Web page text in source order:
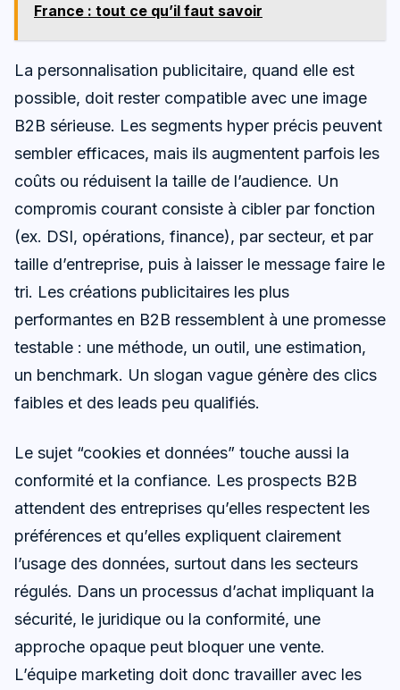
France : tout ce qu’il faut savoir
La personnalisation publicitaire, quand elle est
possible, doit rester compatible avec une image
B2B sérieuse. Les segments hyper précis peuvent
sembler efficaces, mais ils augmentent parfois les
coûts ou réduisent la taille de l’audience. Un
compromis courant consiste à cibler par fonction
(ex. DSI, opérations, finance), par secteur, et par
taille d’entreprise, puis à laisser le message faire le
tri. Les créations publicitaires les plus
performantes en B2B ressemblent à une promesse
testable : une méthode, un outil, une estimation,
un benchmark. Un slogan vague génère des clics
faibles et des leads peu qualifiés.
Le sujet “cookies et données” touche aussi la
conformité et la confiance. Les prospects B2B
attendent des entreprises qu’elles respectent les
préférences et qu’elles expliquent clairement
l’usage des données, surtout dans les secteurs
régulés. Dans un processus d’achat impliquant la
sécurité, le juridique ou la conformité, une
approche opaque peut bloquer une vente.
L’équipe marketing doit donc travailler avec les